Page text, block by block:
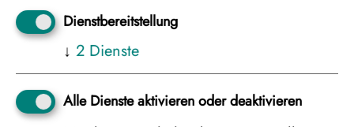
Dienstbereitstellung
↓ 2 Dienste
Alle Dienste aktivieren oder deaktivieren